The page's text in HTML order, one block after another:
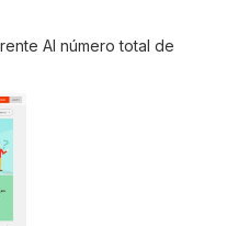
AI número total de